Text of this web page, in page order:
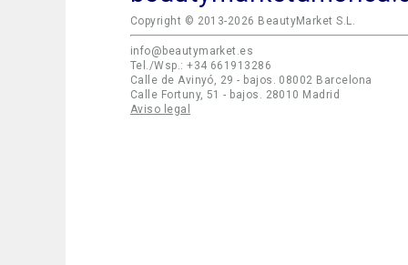
Copyright © 2013-2026 BeautyMarket S.L.
info@beautymarket.es
Tel./Wsp.: +34 661913286
Calle de Avinyó, 29 - bajos. 08002 Barcelona
Calle Fortuny, 51 - bajos. 28010 Madrid
Aviso legal